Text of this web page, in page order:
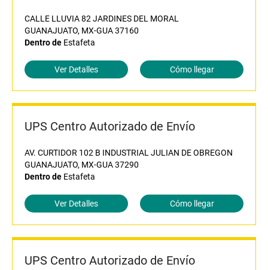
CALLE LLUVIA 82 JARDINES DEL MORAL
GUANAJUATO, MX-GUA 37160
Dentro de Estafeta
Ver Detalles Cómo llegar
UPS Centro Autorizado de Envío
AV. CURTIDOR 102 B INDUSTRIAL JULIAN DE OBREGON
GUANAJUATO, MX-GUA 37290
Dentro de Estafeta
Ver Detalles Cómo llegar
UPS Centro Autorizado de Envío